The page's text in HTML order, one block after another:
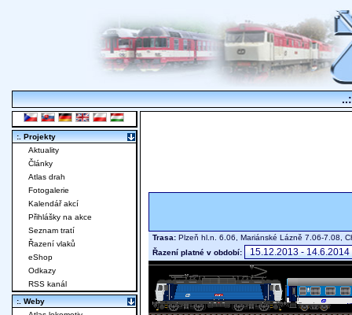
Trasa: Plzeň hl.n. 6.06, Mariánské Lázně 7.06-7.08,
Řazení platné v období:
:. Projekty
Aktuality
Články
Atlas drah
Fotogalerie
Kalendář akcí
Přihlášky na akce
Seznam tratí
Řazení vlaků
eShop
Odkazy
RSS kanál
:. Weby